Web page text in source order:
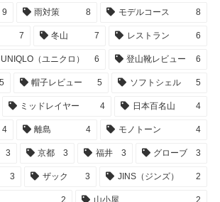
9 雨対策 8 モデルコース 8
7 冬山 7 レストラン 6
UNIQLO（ユニクロ） 6 登山靴レビュー 6
5 帽子レビュー 5 ソフトシェル 5
ミッドレイヤー 4 日本百名山 4
4 離島 4 モノトーン 4
3 京都 3 福井 3 グローブ 3
3 ザック 3 JINS（ジンズ） 2
2 山小屋 2